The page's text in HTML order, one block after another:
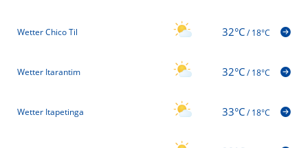
Wetter Chico Til 32°C/18°C
Wetter Itarantim 32°C/18°C
Wetter Itapetinga 33°C/18°C